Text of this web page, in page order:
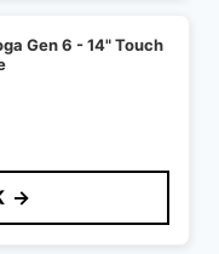
Gen 6 - 14" Touch
→